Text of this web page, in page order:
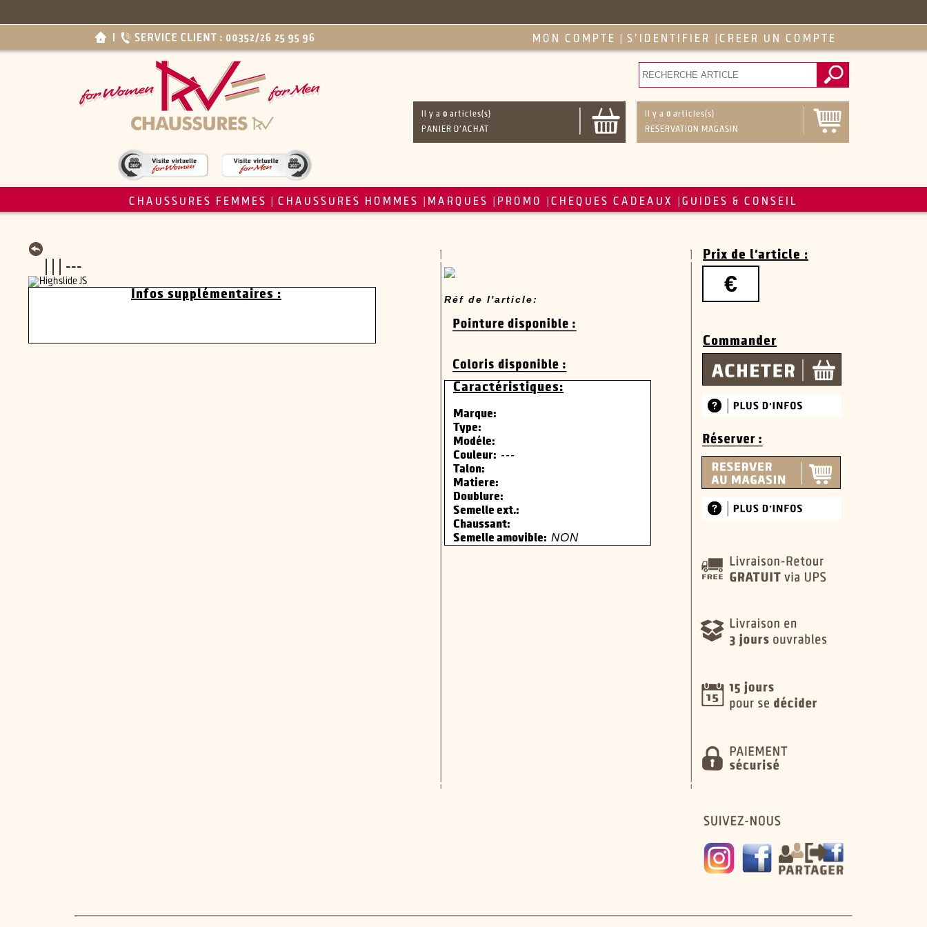
MON COMPTE S'IDENTIFIER CREER UN COMPTE
Il y a 0 articles(s)
PANIER D'ACHAT
Il y a 0 articles(s)
RESERVATION MAGASIN
CHAUSSURES FEMMES CHAUSSURES HOMMES MARQUES PROMO CHEQUES CADEAUX GUIDES & CONSEIL
| | | ---
Réf de l'article:
Caractéristiques:
Marque:
Type:
Modéle:
Couleur: ---
Talon:
Matiere:
Doublure:
Semelle ext.:
Chaussant:
Semelle amovible: NON
Prix de l'article :
€
Commander
Infos supplémentaires :